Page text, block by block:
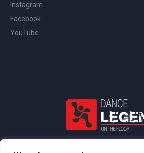
Instagram
Facebook
YouTube